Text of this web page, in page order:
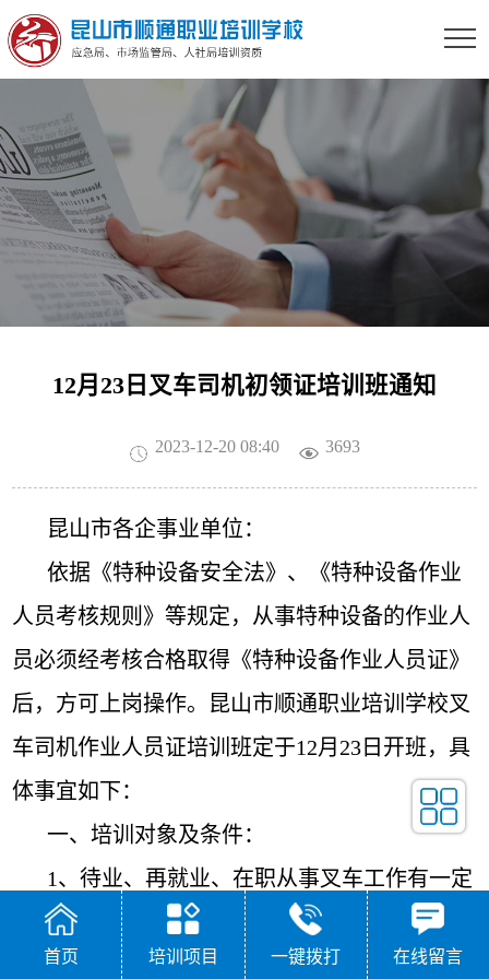
12月23日叉车司机初领证培训班通知
2023-12-20 08:40 3693
昆山市各企事业单位：
依据《特种设备安全法》、《特种设备作业
人员考核规则》等规定，从事特种设备的作业人
员必须经考核合格取得《特种设备作业人员证》
后，方可上岗操作。昆山市顺通职业培训学校叉
车司机作业人员证培训班定于12月23日开班，具
体事宜如下：
一、培训对象及条件：
1、待业、再就业、在职从事叉车工作有一定
实习经历或无基础人员。
2、18周岁以上，符合本工种的体检报告，初
首页 培训项目 一键拨打 在线留言